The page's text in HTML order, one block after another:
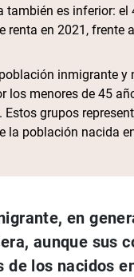
también es inferior:
renta en 2021,
inmigrante
los menores de 45
Estos grupos
la población nacida
en
aunque sus
los nacidos